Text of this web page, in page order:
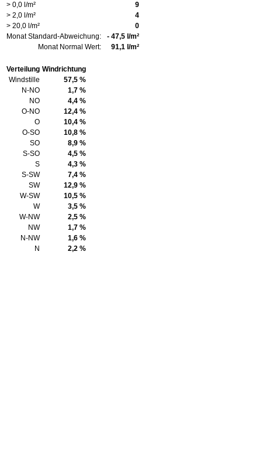
> 0,0 l/m²
9
> 2,0 l/m²
4
> 20,0 l/m²
0
Monat Standard-Abweichung:
- 47,5 l/m²
Monat Normal Wert:
91,1 l/m²
Verteilung Windrichtung
Windstille
57,5 %
N-NO
1,7 %
NO
4,4 %
O-NO
12,4 %
O
10,4 %
O-SO
10,8 %
SO
8,9 %
S-SO
4,5 %
S
4,3 %
S-SW
7,4 %
SW
12,9 %
W-SW
10,5 %
W
3,5 %
W-NW
2,5 %
NW
1,7 %
N-NW
1,6 %
N
2,2 %